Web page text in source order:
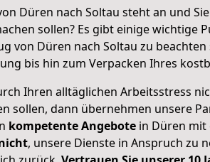
Düren nach Soltau steht an und
sollen? Es gibt einige wichtige
von Düren nach Soltau zu beachten
bis hin zum Verpacken Ihres
Ihren alltäglichen Arbeitsstress
sollen, dann übernehmen unsere
kompetente Angebote in Düren mit
, unsere Dienste in Anspruch zu